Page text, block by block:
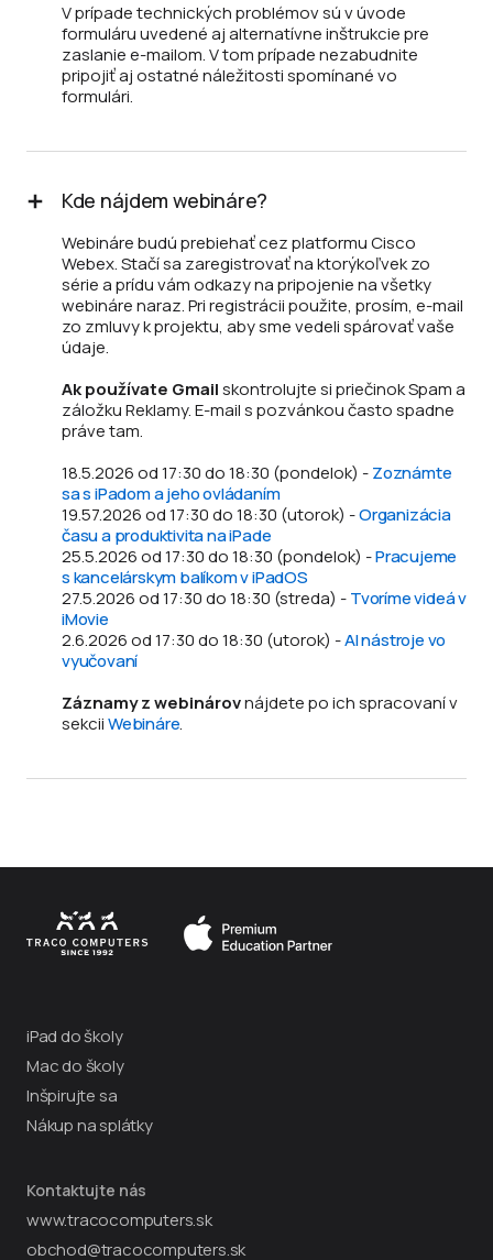
V prípade technických problémov sú v úvode
formuláru uvedené aj alternatívne inštrukcie pre
zaslanie e-mailom. V tom prípade nezabudnite
pripojiť aj ostatné náležitosti spomínané vo
formulári.
Kde nájdem webináre?
Webináre budú prebiehať cez platformu Cisco
Webex. Stačí sa zaregistrovať na ktorýkoľvek zo
série a prídu vám odkazy na pripojenie na všetky
webináre naraz. Pri registrácii použite, prosím, e-mail
zo zmluvy k projektu, aby sme vedeli spárovať vaše
údaje.
Ak používate Gmailskontrolujte si priečinok Spam a
záložku Reklamy. E-mail s pozvánkou často spadne
práve tam.
18.5.2026 od 17:30 do 18:30 (pondelok) -Zoznámte
sa s iPadom a jeho ovládaním
19.57.2026 od 17:30 do 18:30 (utorok) -Organizácia
času a produktivita na iPade
25.5.2026 od 17:30 do 18:30 (pondelok) -Pracujeme
s kancelárskym balíkom v iPadOS
27.5.2026 od 17:30 do 18:30 (streda) -Tvoríme videá v
iMovie
2.6.2026 od 17:30 do 18:30 (utorok) -AI nástroje vo
vyučovaní
Záznamy z webinárovnájdete po ich spracovaní v
sekciiWebináre.
iPad do školy
Mac do školy
Inšpirujte sa
Nákup na splátky
Kontaktujte nás
www.tracocomputers.sk
obchod@tracocomputers.sk